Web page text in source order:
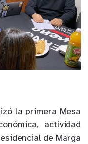
la primera Mesa
actividad
de Marga